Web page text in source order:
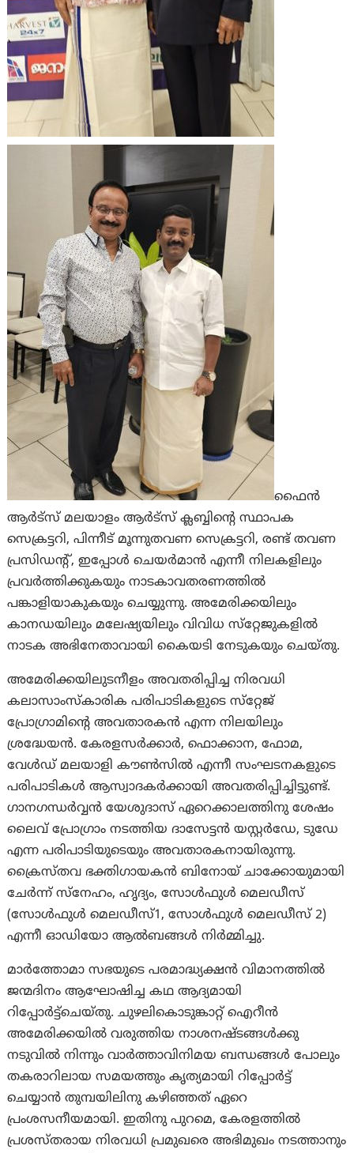
ഫൈന്‍
ആര്‍ട്‌സ് മലയാളം ആര്‍ട്‌സ് ക്ലബ്ബിന്റെ സ്ഥാപക
സെക്രട്ടറി, പിന്നീട് മൂന്നുതവണ സെക്രട്ടറി, രണ്ട് തവണ
പ്രസിഡന്റ്, ഇപ്പോൾ ചെയർമാൻ എന്നീ നിലകളിലും
പ്രവര്‍ത്തിക്കുകയും നാടകാവതരണത്തില്‍
പങ്കാളിയാകുകയും ചെയ്യുന്നു. അമേരിക്കയിലും
കാനഡയിലും മലേഷ്യയിലും വിവിധ സ്‌റ്റേജുകളില്‍
നാടക അഭിനേതാവായി കൈയടി നേടുകയും ചെയ്തു.
അമേരിക്കയിലുടനീളം അവതരിപ്പിച്ച നിരവധി
കലാസാംസ്‌കാരിക പരിപാടികളുടെ സ്‌റ്റേജ്
പ്രോഗ്രാമിന്റെ അവതാരകന്‍ എന്ന നിലയിലും
ശ്രദ്ധേയന്‍. കേരളസര്‍ക്കാര്‍, ഫൊക്കാന, ഫോമ,
വേള്‍ഡ് മലയാളി കൗൺസിൽ എന്നീ സംഘടനകളുടെ
പരിപാടികള്‍ ആസ്വാദകര്‍ക്കായി അവതരിപ്പിച്ചിട്ടുണ്ട്.
ഗാനഗന്ധര്‍വ്വന്‍ യേശുദാസ് ഏറെക്കാലത്തിനു ശേഷം
ലൈവ് പ്രോഗ്രാം നടത്തിയ ദാസേട്ടന്‍ യസ്റ്റര്‍ഡേ, ടുഡേ
എന്ന പരിപാടിയുടെയും അവതാരകനായിരുന്നു.
ക്രൈസ്തവ ഭക്തിഗായകന്‍ ബിനോയ് ചാക്കോയുമായി
ചേര്‍ന്ന് സ്‌നേഹം, ഹൃദ്യം, സോള്‍ഫുള്‍ മെലഡീസ്
(സോള്‍ഫുള്‍ മെലഡീസ്1, സോള്‍ഫുള്‍ മെലഡീസ് 2)
എന്നീ ഓഡിയോ ആല്‍ബങ്ങള്‍ നിര്‍മ്മിച്ചു.
മാര്‍ത്തോമാ സഭയുടെ പരമാദ്ധ്യക്ഷന്‍ വിമാനത്തില്‍
ജന്മദിനം ആഘോഷിച്ച കഥ ആദ്യമായി
റിപ്പോര്‍ട്ട്‌ചെയ്തു. ചുഴലികൊടുങ്കാറ്റ് ഐറീന്‍
അമേരിക്കയില്‍ വരുത്തിയ നാശനഷ്ടങ്ങള്‍ക്കു
നടുവില്‍ നിന്നും വാര്‍ത്താവിനിമയ ബന്ധങ്ങള്‍ പോലും
തകരാറിലായ സമയത്തും കൃത്യമായി റിപ്പോര്‍ട്ട്
ചെയ്യാന്‍ തുമ്പയിലിനു കഴിഞ്ഞത് ഏറെ
പ്രംശസനീയമായി. ഇതിനു പുറമെ, കേരളത്തില്‍
പ്രശസ്തരായ നിരവധി പ്രമുഖരെ അഭിമുഖം നടത്താനും